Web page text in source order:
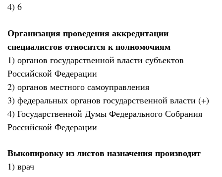
4) 6
Организация проведения аккредитации
специалистов относится к полномочиям
1) органов государственной власти субъектов
Российской Федерации
2) органов местного самоуправления
3) федеральных органов государственной власти (+)
4) Государственной Думы Федерального Собрания
Российской Федерации
Выкопировку из листов назначения производит
1) врач